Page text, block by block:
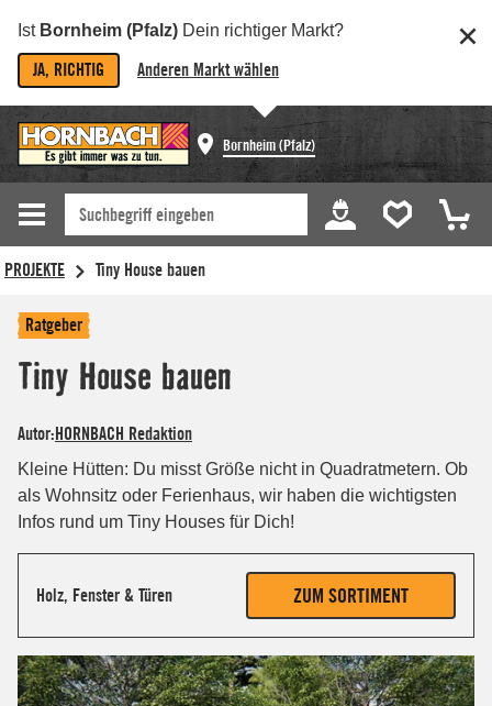
Ist Bornheim (Pfalz) Dein richtiger Markt?
JA, RICHTIG Anderen Markt wählen
Bornheim (Pfalz)